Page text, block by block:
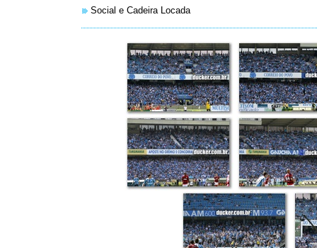
Social e Cadeira Locada